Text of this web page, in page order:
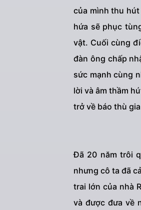
của mình thu
hứa sẽ phục
vật. Cuối cùng
đàn ông chấp
sức mạnh cùng
lời và âm thầm
trở về báo thù
Đã 20 năm trôi
nhưng cô ta đã
trai lớn của nhà
và được đưa về